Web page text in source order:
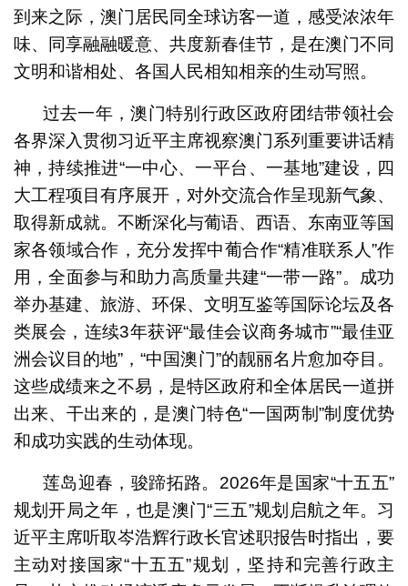
到来之际，澳门居民同全球访客一道，感受浓浓年
味、同享融融暖意、共度新春佳节，是在澳门不同
文明和谐相处、各国人民相知相亲的生动写照。
过去一年，澳门特别行政区政府团结带领社会
各界深入贯彻习近平主席视察澳门系列重要讲话精
神，持续推进“一中心、一平台、一基地”建设，四
大工程项目有序展开，对外交流合作呈现新气象、
取得新成就。不断深化与葡语、西语、东南亚等国
家各领域合作，充分发挥中葡合作“精准联系人”作
用，全面参与和助力高质量共建“一带一路”。成功
举办基建、旅游、环保、文明互鉴等国际论坛及各
类展会，连续3年获评“最佳会议商务城市”“最佳亚
洲会议目的地”，“中国澳门”的靓丽名片愈加夺目。
这些成绩来之不易，是特区政府和全体居民一道拼
出来、干出来的，是澳门特色“一国两制”制度优势
和成功实践的生动体现。
莲岛迎春，骏蹄拓路。2026年是国家“十五五”
规划开局之年，也是澳门“三五”规划启航之年。习
近平主席听取岑浩辉行政长官述职报告时指出，要
主动对接国家“十五五”规划，坚持和完善行政主